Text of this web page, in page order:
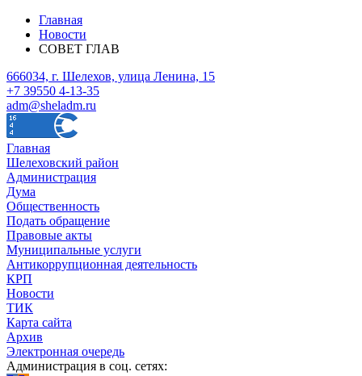
Главная
Новости
СОВЕТ ГЛАВ
666034, г. Шелехов, улица Ленина, 15
+7 39550 4-13-35
adm@sheladm.ru
Главная
Шелеховский район
Администрация
Дума
Общественность
Подать обращение
Правовые акты
Муниципальные услуги
Антикоррупционная деятельность
КРП
Новости
ТИК
Карта сайта
Архив
Электронная очередь
Администрация в соц. сетях: